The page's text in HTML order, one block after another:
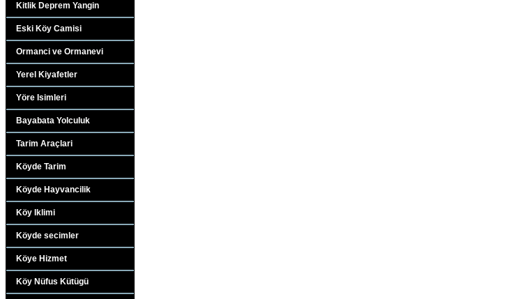
Kitlik Deprem Yangin
Eski Köy Camisi
Ormanci ve Ormanevi
Yerel Kiyafetler
Yöre Isimleri
Bayabata Yolculuk
Tarim Araçlari
Köyde Tarim
Köyde Hayvancilik
Köy Iklimi
Köyde secimler
Köye Hizmet
Köy Nüfus Kütügü